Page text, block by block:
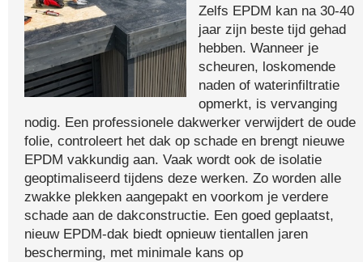
Zelfs EPDM kan na 30-40
jaar zijn beste tijd gehad
hebben. Wanneer je
scheuren, loskomende
naden of waterinfiltratie
opmerkt, is vervanging
nodig. Een professionele dakwerker verwijdert de oude
folie, controleert het dak op schade en brengt nieuwe
EPDM vakkundig aan. Vaak wordt ook de isolatie
geoptimaliseerd tijdens deze werken. Zo worden alle
zwakke plekken aangepakt en voorkom je verdere
schade aan de dakconstructie. Een goed geplaatst,
nieuw EPDM-dak biedt opnieuw tientallen jaren
bescherming, met minimale kans op